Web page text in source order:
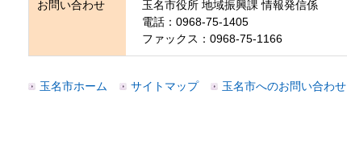
お問い合わせ
玉名市役所 地域振興課 情報発信係
電話：0968-75-1405
ファックス：0968-75-1166
玉名市ホーム サイトマップ 玉名市へのお問い合わせ